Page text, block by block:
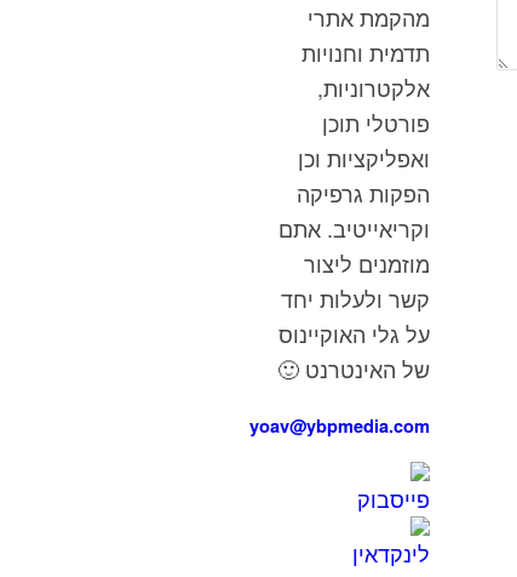
מהקמת אתרי
תדמית וחנויות
אלקטרוניות,
פורטלי תוכן
ואפליקציות וכן
הפקות גרפיקה
וקריאייטיב. אתם
מוזמנים ליצור
קשר ולעלות יחד
על גלי האוקיינוס
של האינטרנט 🙂
yoav@ybpmedia.com